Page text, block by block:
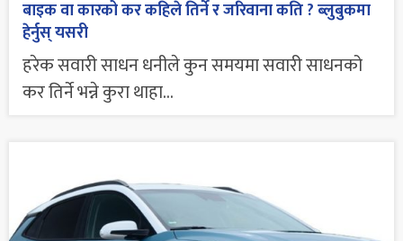
बाइक वा कारको कर कहिले तिर्ने र जरिवाना कति ? ब्लुबुकमा
हेर्नुस् यसरी
हरेक सवारी साधन धनीले कुन समयमा सवारी साधनको
कर तिर्ने भन्ने कुरा थाहा...